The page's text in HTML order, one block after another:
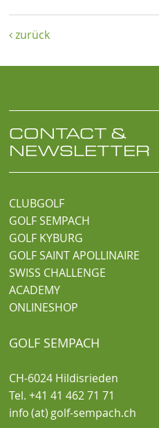
 zurück
CONTACT &
NEWSLETTER
CLUBGOLF
GOLF SEMPACH
GOLF KYBURG
GOLF SAINT APOLLINAIRE
SWISS CHALLENGE
ACADEMY
ONLINESHOP
GOLF SEMPACH
CH-6024 Hildisrieden
Tel. +41 41 462 71 71
info (at) golf-sempach.ch